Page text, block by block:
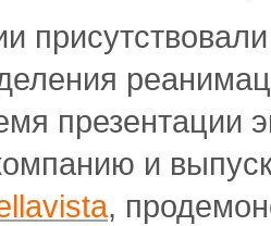
презентации
и
,